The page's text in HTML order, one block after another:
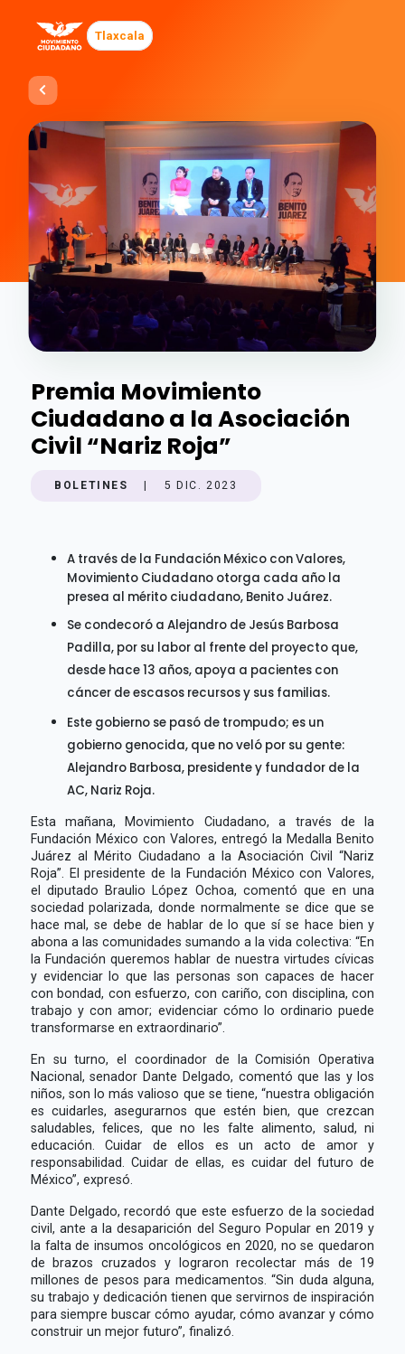
Tlaxcala
Premia Movimiento
Ciudadano a la Asociación
Civil “Nariz Roja”
BOLETINES 5 DIC. 2023
A través de la Fundación México con Valores,
Movimiento Ciudadano otorga cada año la
presea al mérito ciudadano, Benito Juárez.
Se condecoró a Alejandro de Jesús Barbosa
Padilla, por su labor al frente del proyecto que,
desde hace 13 años, apoya a pacientes con
cáncer de escasos recursos y sus familias.
Este gobierno se pasó de trompudo; es un
gobierno genocida, que no veló por su gente:
Alejandro Barbosa, presidente y fundador de la
AC, Nariz Roja.
Esta mañana, Movimiento Ciudadano, a través de la
Fundación México con Valores, entregó la Medalla Benito
Juárez al Mérito Ciudadano a la Asociación Civil “Nariz
Roja”. El presidente de la Fundación México con Valores,
el diputado Braulio López Ochoa, comentó que en una
sociedad polarizada, donde normalmente se dice que se
hace mal, se debe de hablar de lo que sí se hace bien y
abona a las comunidades sumando a la vida colectiva: “En
la Fundación queremos hablar de nuestra virtudes cívicas
y evidenciar lo que las personas son capaces de hacer
con bondad, con esfuerzo, con cariño, con disciplina, con
trabajo y con amor; evidenciar cómo lo ordinario puede
transformarse en extraordinario”.
En su turno, el coordinador de la Comisión Operativa
Nacional, senador Dante Delgado, comentó que las y los
niños, son lo más valioso que se tiene, “nuestra obligación
es cuidarles, asegurarnos que estén bien, que crezcan
saludables, felices, que no les falte alimento, salud, ni
educación. Cuidar de ellos es un acto de amor y
responsabilidad. Cuidar de ellas, es cuidar del futuro de
México”, expresó.
Dante Delgado, recordó que este esfuerzo de la sociedad
civil, ante a la desaparición del Seguro Popular en 2019 y
la falta de insumos oncológicos en 2020, no se quedaron
de brazos cruzados y lograron recolectar más de 19
millones de pesos para medicamentos. “Sin duda alguna,
su trabajo y dedicación tienen que servirnos de inspiración
para siempre buscar cómo ayudar, cómo avanzar y cómo
construir un mejor futuro”, finalizó.